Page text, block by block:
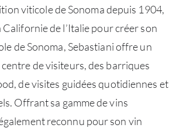
viticole de Sonoma depuis 1904,
de l’Italie pour créer son
de Sonoma, Sebastiani offre un
de visiteurs, des barriques
de visites guidées quotidiennes et
Offrant sa gamme de vins
reconnu pour son vin